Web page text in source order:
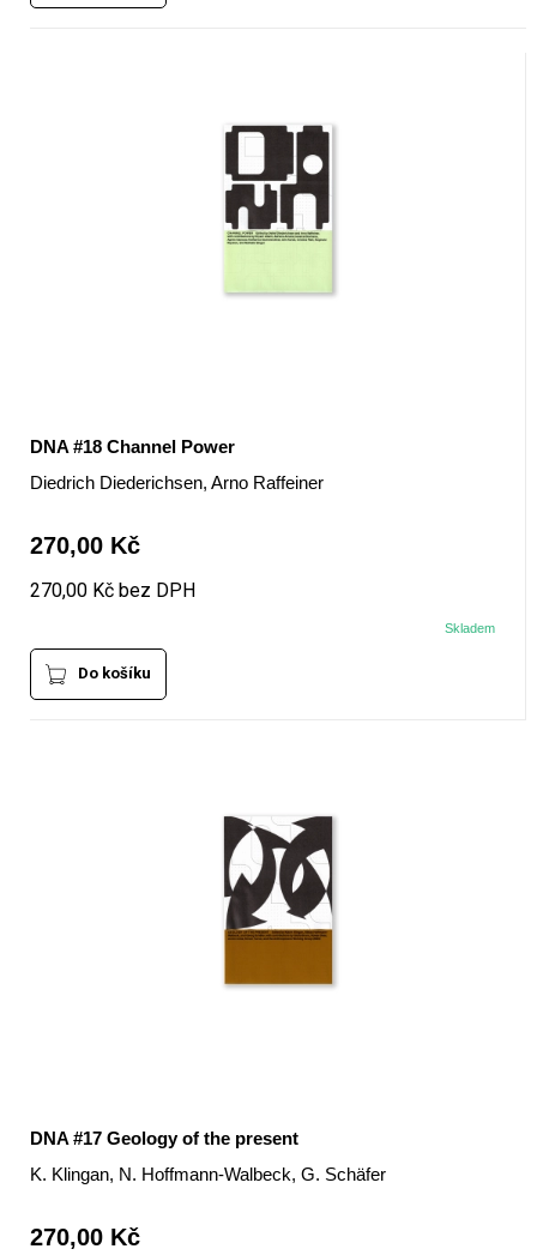
DNA #18 Channel Power
Diedrich Diederichsen, Arno Raffeiner
270,00 Kč
270,00 Kč bez DPH
Skladem
Do košíku
DNA #17 Geology of the present
K. Klingan, N. Hoffmann-Walbeck, G. Schäfer
270,00 Kč